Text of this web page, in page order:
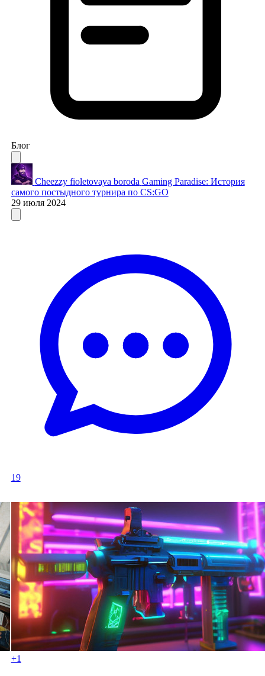
Блог
Cheezzy fioletovaya boroda Gaming Paradise: История
самого постыдного турнира по CS:GO
29 июля 2024
19
+1